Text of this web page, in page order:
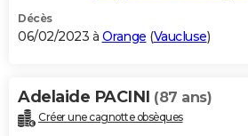
Décès
06/02/2023 à Orange (Vaucluse)
Adelaide PACINI (87 ans)
Créer une cagnotte obsèques